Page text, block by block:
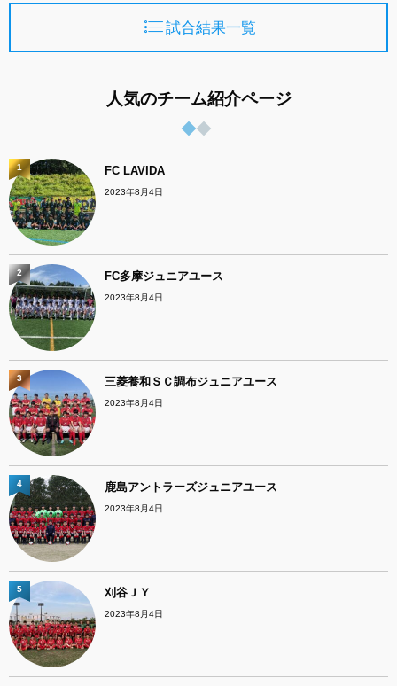
試合結果一覧
人気のチーム紹介ページ
FC LAVIDA
2023年8月4日
1
FC多摩ジュニアユース
2023年8月4日
2
三菱養和ＳＣ調布ジュニアユース
2023年8月4日
3
鹿島アントラーズジュニアユース
2023年8月4日
4
刈谷ＪＹ
2023年8月4日
5